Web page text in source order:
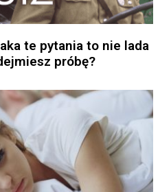
te pytania to nie lada
próbę?